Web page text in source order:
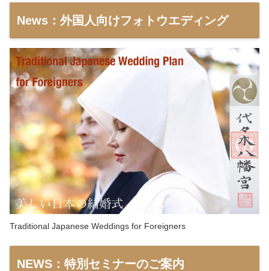
News：外国人向けフォトウエディング
Traditional Japanese Weddings for Foreigners
NEWS：特別セミナーのご案内